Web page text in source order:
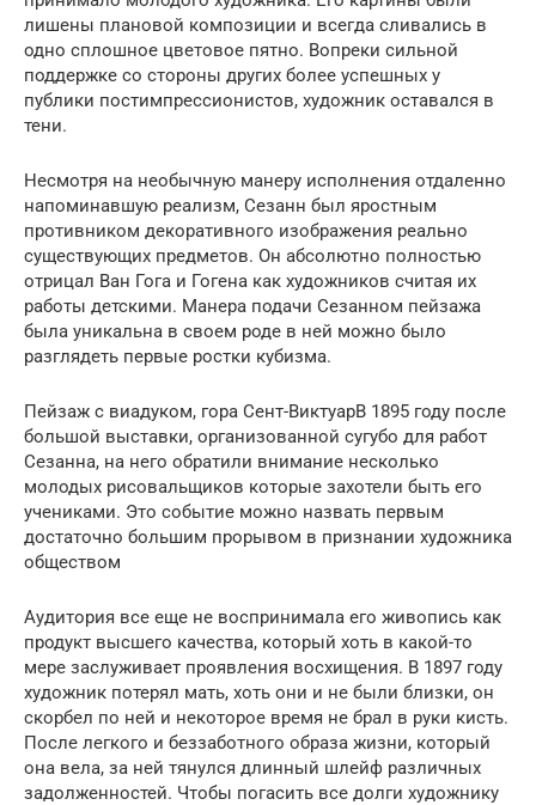
лишены плановой композиции и всегда сливались в
одно сплошное цветовое пятно. Вопреки сильной
поддержке со стороны других более успешных у
публики постимпрессионистов, художник оставался в
тени.
Несмотря на необычную манеру исполнения отдаленно
напоминавшую реализм, Сезанн был яростным
противником декоративного изображения реально
существующих предметов. Он абсолютно полностью
отрицал Ван Гога и Гогена как художников считая их
работы детскими. Манера подачи Сезанном пейзажа
была уникальна в своем роде в ней можно было
разглядеть первые ростки кубизма.
Пейзаж с виадуком, гора Сент-ВиктуарВ 1895 году после
большой выставки, организованной сугубо для работ
Сезанна, на него обратили внимание несколько
молодых рисовальщиков которые захотели быть его
учениками. Это событие можно назвать первым
достаточно большим прорывом в признании художника
обществом
Аудитория все еще не воспринимала его живопись как
продукт высшего качества, который хоть в какой-то
мере заслуживает проявления восхищения. В 1897 году
художник потерял мать, хоть они и не были близки, он
скорбел по ней и некоторое время не брал в руки кисть.
После легкого и беззаботного образа жизни, который
она вела, за ней тянулся длинный шлейф различных
задолженностей. Чтобы погасить все долги художнику